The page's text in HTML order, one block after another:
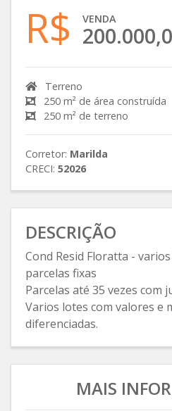
R$ VENDA
Terreno
250 m² de área construída
250 m² de terreno
Corretor: Marilda
CRECI: 52026
DESCRIÇÃO
Cond Resid Floratta -
parcelas fixas
Parcelas até 35 vezes com
Varios lotes com valores e
diferenciadas.
MAIS